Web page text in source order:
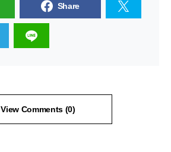
Share
View Comments (0)